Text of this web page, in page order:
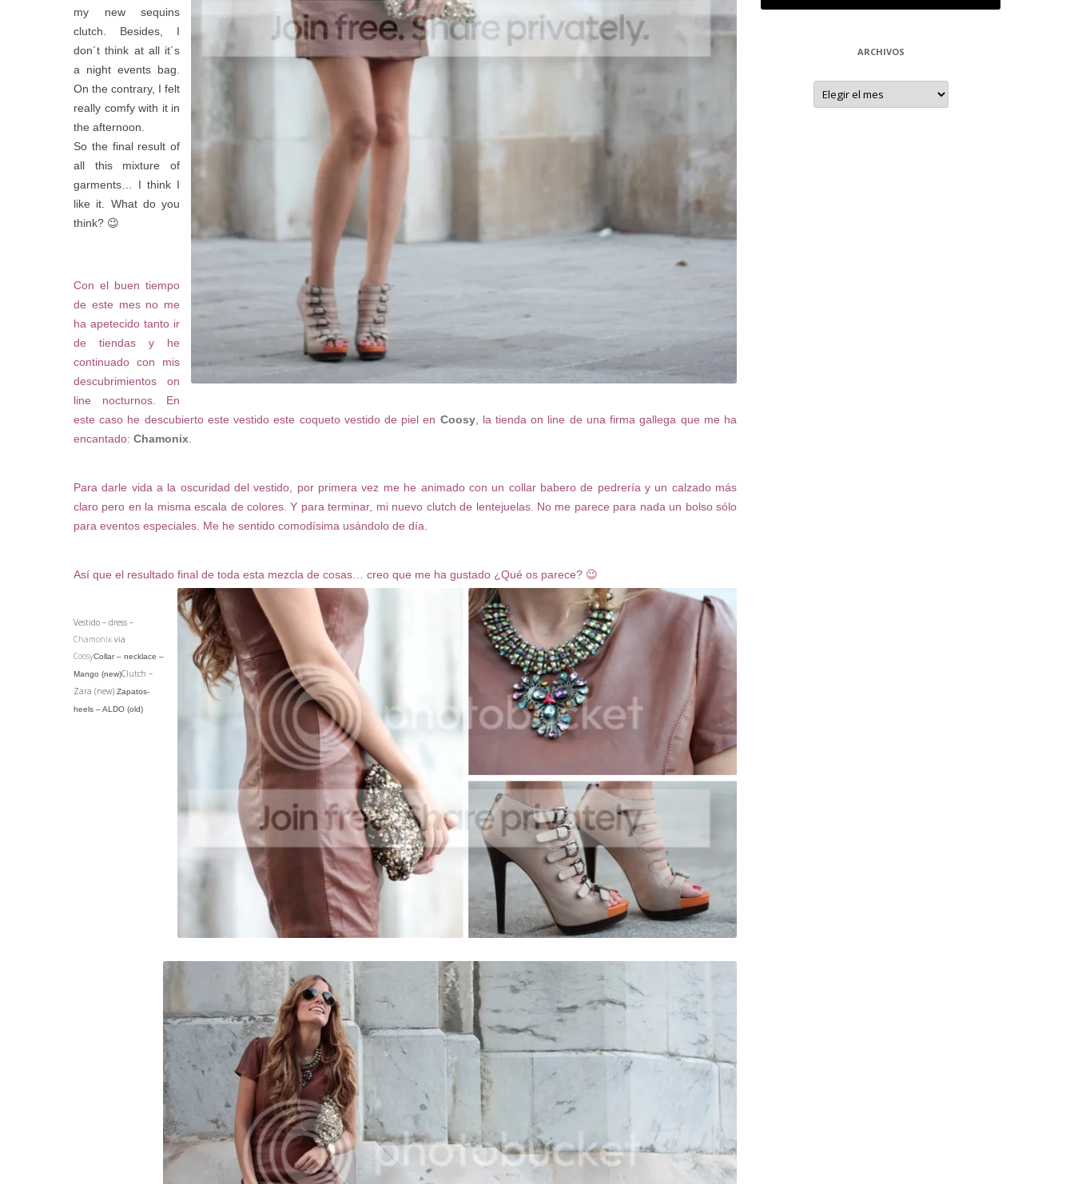
my new sequins
clutch. Besides, I
don´t think at all it´s
a night events bag.
On the contrary, I felt
really comfy with it in
the afternoon.
So the final result of
all this mixture of
garments… I think I
like it. What do you
think? 😉
Con el buen tiempo
de este mes no me
ha apetecido tanto ir
de tiendas y he
continuado con mis
descubrimientos on
line nocturnos. En
este caso he descubierto este vestido este coqueto vestido de piel en Coosy, la tienda on line de una firma gallega que me ha
encantado: Chamonix
Para darle vida a la oscuridad del vestido, por primera vez me he animado con un collar babero de pedrería y un calzado más
claro pero en la misma escala de colores. Y para terminar, mi nuevo clutch de lentejuelas. No me parece para nada un bolso sólo
para eventos especiales. Me he sentido comodísima usándolo de día.
Así que el resultado final de toda esta mezcla de cosas… creo que me ha gustado ¿Qué os parece? 😉
Vestido – dress –
Chamonix via
CoosyCollar – necklace –
Mango (new)Clutch –
Zara (new) Zapatos-
heels – ALDO (old)
ARCHIVOS
Archivos